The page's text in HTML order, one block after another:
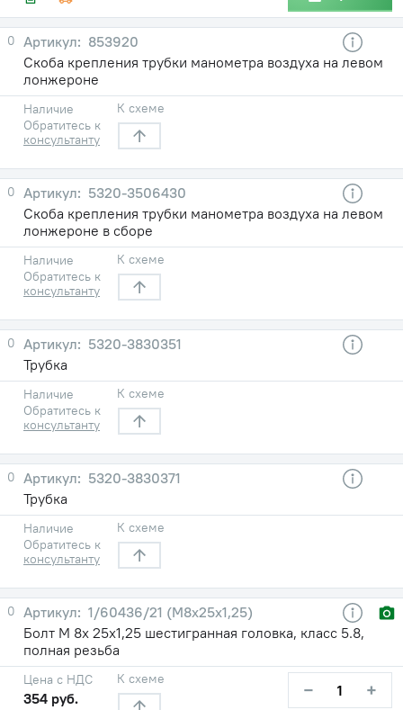
0
853920
Скоба крепления трубки манометра воздуха на левом
лонжероне
Наличие
Обратитесь к
консультанту
К схеме
0
5320-3506430
Скоба крепления трубки манометра воздуха на левом
лонжероне в сборе
Наличие
Обратитесь к
консультанту
К схеме
0
5320-3830351
Трубка
Наличие
Обратитесь к
консультанту
К схеме
0
5320-3830371
Трубка
Наличие
Обратитесь к
консультанту
К схеме
0
1/60436/21 (М8х25х1,25)
Болт М 8х 25х1,25 шестигранная головка, класс 5.8,
полная резьба
Цена с НДС
354 руб.
К схеме − +